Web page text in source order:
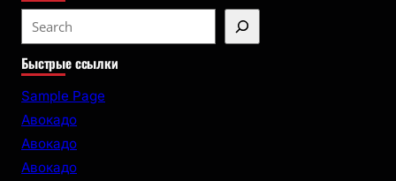
e
a
r
Быстрые ссылки
Sample Page
Авокадо
Авокадо
Авокадо